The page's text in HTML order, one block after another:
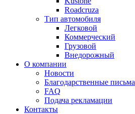
Roadcruza
Тип автомобиля
Легковой
Коммерческий
Грузовой
Внедорожный
О компании
Новости
Благодарственные письма
FAQ
Подача рекламации
Контакты